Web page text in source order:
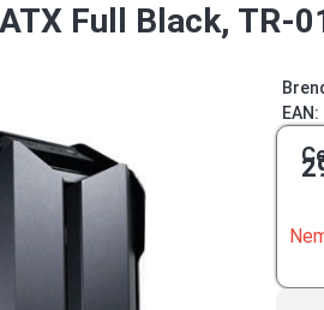
Full Black, TR-
EAN: